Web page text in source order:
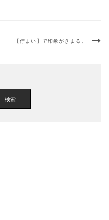
【佇まい】で印象がきまる。
検索